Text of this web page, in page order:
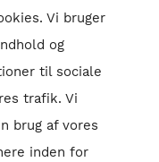
Vi bruger
og
til sociale
trafik. Vi
brug af vores
inden for